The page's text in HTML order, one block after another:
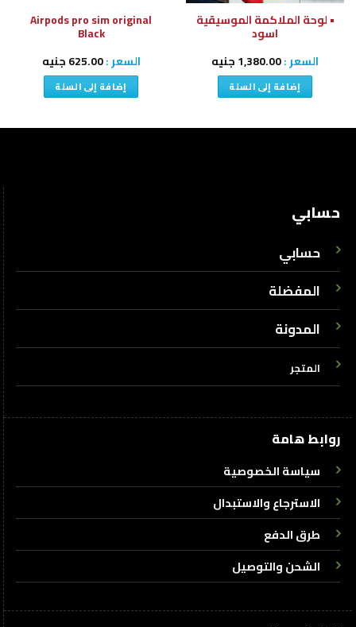
• لوحة الملاكمة الموسيقية
اسود
السعر :1,380.00جنيه
إضافة إلى السلة
Airpods pro sim original
Black
السعر :625.00جنيه
إضافة إلى السلة
حسابي
حسابي
المفضلة
المدونة
المتجر
روابط هامة
سياسة الخصوصية
الاسترجاع والاستبدال
طرق الدفع
الشحن والتوصيل